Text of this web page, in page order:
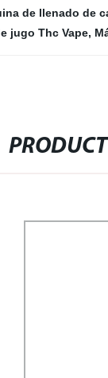
de llenado de
jugo Thc Vape,